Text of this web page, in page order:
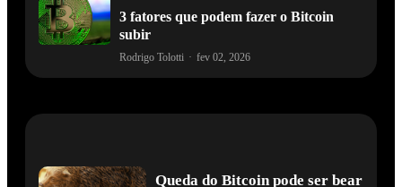
3 fatores que podem fazer o Bitcoin
subir
Rodrigo Tolotti · fev 02, 2026
Queda do Bitcoin pode ser bear